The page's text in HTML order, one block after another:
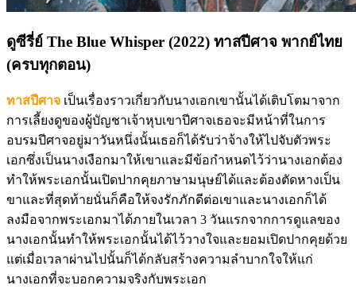
ดูซีรี่ย์ The Blue Whisper (2022) ทาสปีศาจ พากย์ไทย
(ครบทุกตอน)
ทาสปีศาจ เป็นเรื่องราวเกี่ยวกับนางเอกเขานั้นได้เติบโตมาจาก
การเลี้ยงดูของผู้บัญชาเจ้าหุบเขาปีศาจเธอจะมีหน้าที่ในการ
อบรมปีศาจอยู่มาวันหนึ่งนั้นเธอก็ได้รับว่าจ้างให้ไปจับตัวพระ
เอกซึ่งเป็นนางเงือกมาให้เขาและมีข้อกำหนดไว้ว่านางเอกต้อง
ทำให้พระเอกนั้นเปิดปากคุยภาษามนุษย์ได้และต้องตัดหางเป็น
ขาและที่สุดท้ายนั่นก็คือให้จงรักภักดีต่อเขาและนางเอกก็ได้
ลงมือจากพระเอกมาได้ภายในเวลา 3 วันแรกจากการดูแลของ
นางเอกนั้นทำให้พระเอกนั้นได้ไว้วางใจและยอมเปิดปากคุยด้วย
แต่เมื่อเวลาผ่านไปนั้นก็ได้กลับสร้างความลำบากใจให้แก่
นางเอกที่จะบอกความจริงกับพระเอก